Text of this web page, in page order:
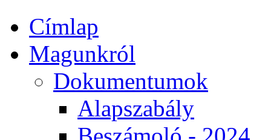
Címlap
Magunkról
Dokumentumok
Alapszabály